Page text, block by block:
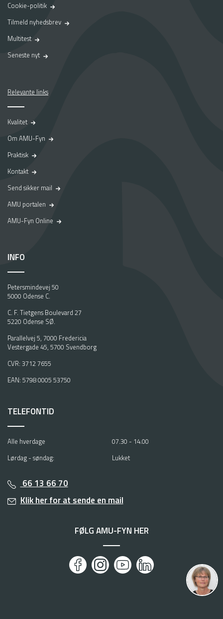
Cookie-politik
Tilmeld nyhedsbrev
Multitest
Seneste nyt
Relevante links
Kvalitet
Om AMU-Fyn
Praktisk
Kontakt
Send sikker mail
AMU portalen
AMU-Fyn Online
INFO
Petersmindevej 50
5000 Odense C.
C. F. Tietgens Boulevard 27
5220 Odense SØ.
Parallelvej 5, 7000 Fredericia
Vestergade 45, 5700 Svendborg
CVR: 3712 7655
EAN: 5798 0005 53750
TELEFONTID
Alle hverdage
07.30 - 14.00
Lørdag - søndag:
Lukket
66 13 66 70
Klik her for at sende en mail
FØLG AMU-FYN HER